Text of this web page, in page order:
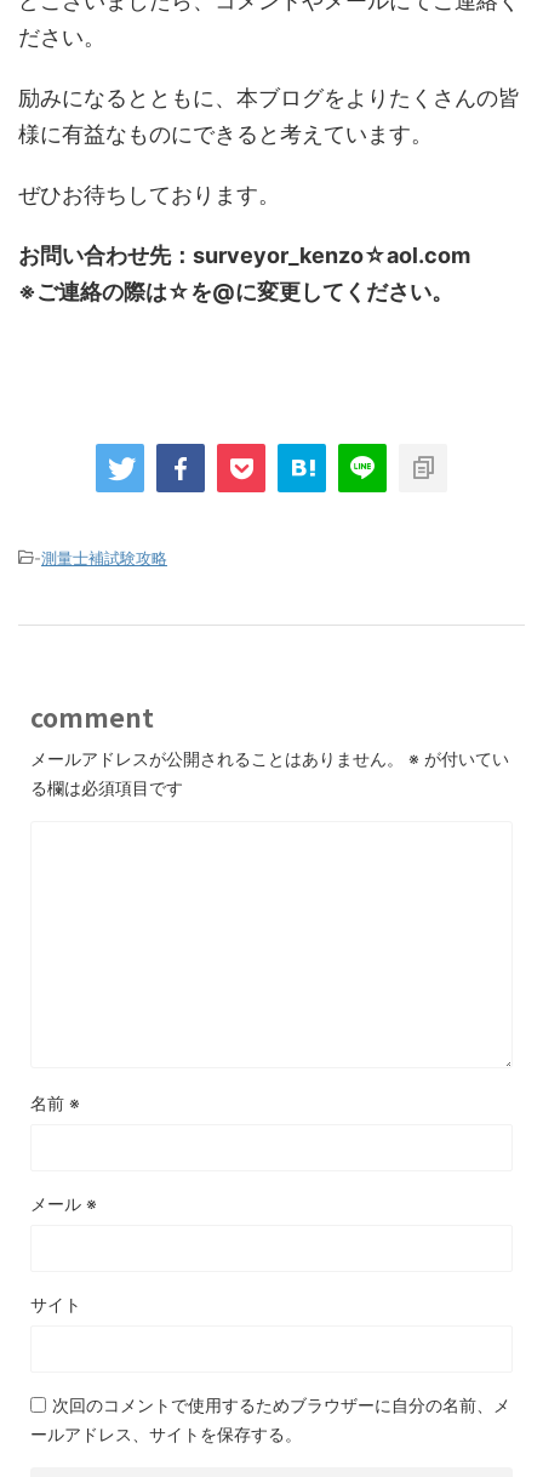
ださい。
励みになるとともに、本ブログをよりたくさんの皆
様に有益なものにできると考えています。
ぜひお待ちしております。
お問い合わせ先：surveyor_kenzo☆aol.com
※ご連絡の際は☆を@に変更してください。
-測量士補試験攻略
comment
メールアドレスが公開されることはありません。 ※ が付いてい
る欄は必須項目です
名前 ※
メール ※
サイト
次回のコメントで使用するためブラウザーに自分の名前、メ
ールアドレス、サイトを保存する。